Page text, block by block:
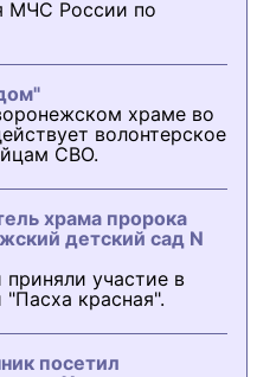
МЧС России по
храме во
волонтерское
СВО.
храма пророка
детский сад N
участие в
красная".
посетил